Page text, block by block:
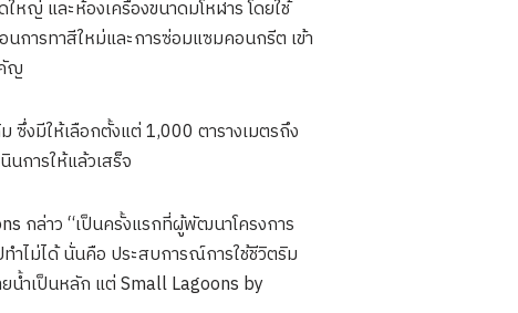
ญ่ และห้องเครื่องขนาดมโหฬาร โดยใช้
การทาสีใหม่และการซ่อมแซมคอนกรีต เข้า
ญ
งมีให้เลือกตั้งแต่ 1,000 ตารางเมตรถึง
การให้แล้วเสร็จ
กล่าว “เป็นครั้งแรกที่ผู้พัฒนาโครงการ
ำไม่ได้ นั่นคือ ประสบการณ์การใช้ชีวิตริม
น้ำเป็นหลัก แต่ Small Lagoons by